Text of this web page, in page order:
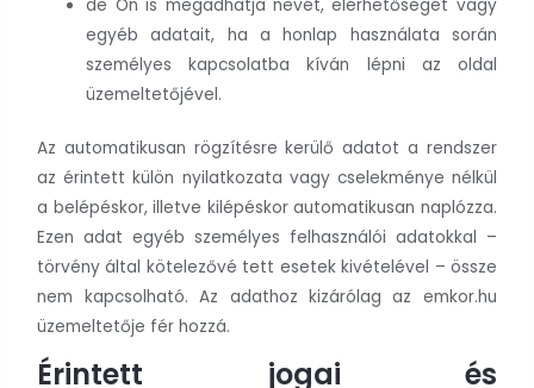
de Ön is megadhatja nevét, elérhetőségét vagy
egyéb adatait, ha a honlap használata során
személyes kapcsolatba kíván lépni az oldal
üzemeltetőjével.
Az automatikusan rögzítésre kerülő adatot a rendszer
az érintett külön nyilatkozata vagy cselekménye nélkül
a belépéskor, illetve kilépéskor automatikusan naplózza.
Ezen adat egyéb személyes felhasználói adatokkal –
törvény által kötelezővé tett esetek kivételével – össze
nem kapcsolható. Az adathoz kizárólag az emkor.hu
üzemeltetője fér hozzá.
Érintett jogai és